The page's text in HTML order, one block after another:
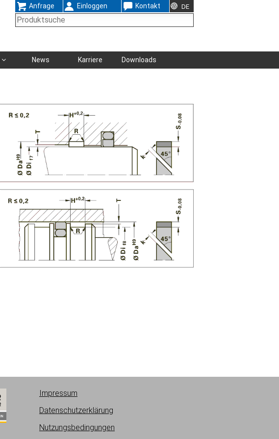
Navigation
Anfrage Einloggen Kontakt DE
News Karriere Downloads
Impressum
Datenschutzerklärung
Nutzungsbedingungen